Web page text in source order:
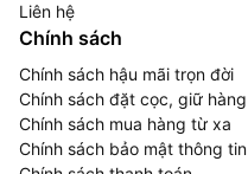
Liên hệ
Chính sách
Chính sách hậu mãi trọn đời
Chính sách đặt cọc, giữ hàng
Chính sách mua hàng từ xa
Chính sách bảo mật thông tin